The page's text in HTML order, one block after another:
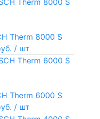
Therm 8000 S
/ шт
Therm 6000 S
/ шт